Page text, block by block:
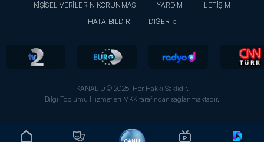
KİŞİSEL VERİLERİN KORUNMASI
YARDIM
İLETİŞİM
HATA BİLDİR
DİĞER
KANAL D © 2026. Her Hakkı Saklıdır.
Bilgi Toplumu Hizmetleri MKK tarafından sağlanmaktadır.